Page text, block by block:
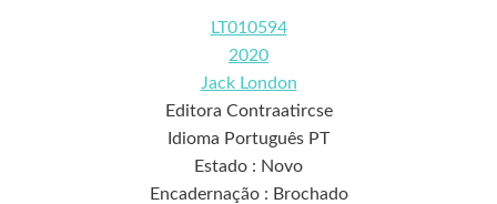
LT010594
2020
Jack London
Editora Contraatircse
Idioma Português PT
Estado : Novo
Encadernação : Brochado